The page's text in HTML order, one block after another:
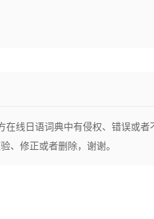
线日语词典中有侵权、错误或
、修正或者删除，谢谢。